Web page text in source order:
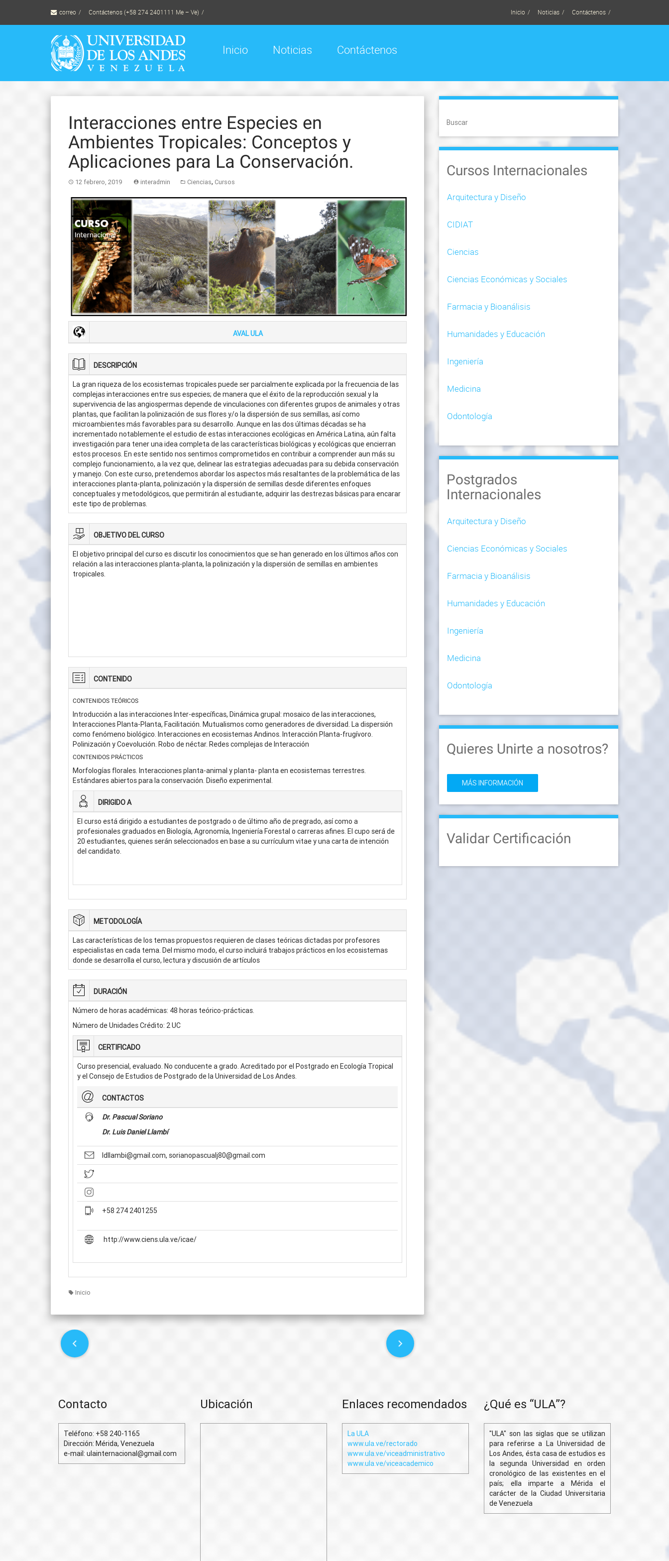
content
correo Contáctenos (+58 274 2401111 Me – Ve) Inicio Noticias Contáctenos
Inicio Noticias Contáctenos
Interacciones entre Especies en
Ambientes Tropicales: Conceptos y
Aplicaciones para La Conservación.
12 febrero, 2019 interadmin Ciencias, Cursos
AVAL ULA
DESCRIPCIÓN
La gran riqueza de los ecosistemas tropicales puede ser parcialmente explicada por la frecuencia de las
complejas interacciones entre sus especies; de manera que el éxito de la reproducción sexual y la
supervivencia de las angiospermas depende de vinculaciones con diferentes grupos de animales y otras
plantas, que facilitan la polinización de sus flores y/o la dispersión de sus semillas, así como
microambientes más favorables para su desarrollo. Aunque en las dos últimas décadas se ha
incrementado notablemente el estudio de estas interacciones ecológicas en América Latina, aún falta
investigación para tener una idea completa de las características biológicas y ecológicas que encierran
estos procesos. En este sentido nos sentimos comprometidos en contribuir a comprender aun más su
complejo funcionamiento, a la vez que, delinear las estrategias adecuadas para su debida conservación
y manejo. Con este curso, pretendemos abordar los aspectos más resaltantes de la problemática de las
interacciones planta-planta, polinización y la dispersión de semillas desde diferentes enfoques
conceptuales y metodológicos, que permitirán al estudiante, adquirir las destrezas básicas para encarar
este tipo de problemas.
OBJETIVO DEL CURSO
El objetivo principal del curso es discutir los conocimientos que se han generado en los últimos años con
relación a las interacciones planta-planta, la polinización y la dispersión de semillas en ambientes
tropicales.
CONTENIDO
CONTENIDOS TEÓRICOS
Introducción a las interacciones Inter-específicas, Dinámica grupal: mosaico de las interacciones,
Interacciones Planta-Planta, Facilitación. Mutualismos como generadores de diversidad. La dispersión
como fenómeno biológico. Interacciones en ecosistemas Andinos. Interacción Planta-frugívoro.
Polinización y Coevolución. Robo de néctar. Redes complejas de Interacción
CONTENIDOS PRÁCTICOS
Morfologías florales. Interacciones planta-animal y planta- planta en ecosistemas terrestres.
Estándares abiertos para la conservación. Diseño experimental.
DIRIGIDO A
El curso está dirigido a estudiantes de postgrado o de último año de pregrado, así como a
profesionales graduados en Biología, Agronomía, Ingeniería Forestal o carreras afines. El cupo será de
20 estudiantes, quienes serán seleccionados en base a su currículum vitae y una carta de intención
del candidato.
METODOLOGÍA
Las características de los temas propuestos requieren de clases teóricas dictadas por profesores
especialistas en cada tema. Del mismo modo, el curso incluirá trabajos prácticos en los ecosistemas
donde se desarrolla el curso, lectura y discusión de artículos
DURACIÓN
Número de horas académicas: 48 horas teórico-prácticas.
Número de Unidades Crédito: 2 UC
CERTIFICADO
Curso presencial, evaluado. No conducente a grado. Acreditado por el Postgrado en Ecología Tropical
y el Consejo de Estudios de Postgrado de la Universidad de Los Andes.
CONTACTOS
Dr. Pascual Soriano
Dr. Luis Daniel Llambí
ldllambi@gmail.com, sorianopascualj80@gmail.com
+58 274 2401255
http://www.ciens.ula.ve/icae/
Inicio
P
n
v
Buscar
Cursos Internacionales
Arquitectura y Diseño
CIDIAT
Ciencias
Ciencias Económicas y Sociales
Farmacia y Bioanálisis
Humanidades y Educación
Ingeniería
Medicina
Odontología
Postgrados
Internacionales
Arquitectura y Diseño
Ciencias Económicas y Sociales
Farmacia y Bioanálisis
Humanidades y Educación
Ingeniería
Medicina
Odontología
Quieres Unirte a nosotros?
MÁS INFORMACIÓN
Validar Certificación
Contacto
Teléfono: +58 240-1165
Dirección: Mérida, Venezuela
e-mail: ulainternacional@gmail.com
Ubicación Enlaces recomendados
La ULA
www.ula.ve/rectorado
www.ula.ve/viceadministrativo
www.ula.ve/viceacademico
¿Qué es “ULA”?
"ULA" son las siglas que se utilizan
para referirse a La Universidad de
Los Andes, ésta casa de estudios es
la segunda Universidad en orden
cronológico de las existentes en el
país; ella imparte a Mérida el
carácter de la Ciudad Universitaria
de Venezuela